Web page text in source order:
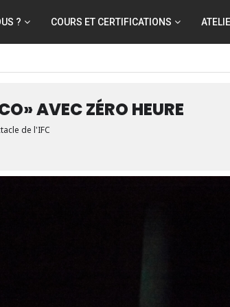
? COURS ET CERTIFICATIONS
AVEC ZÉRO HEURE
de l'IFC